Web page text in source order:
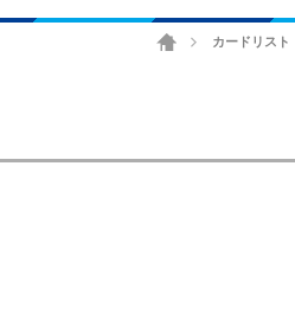
ホームカードリスト